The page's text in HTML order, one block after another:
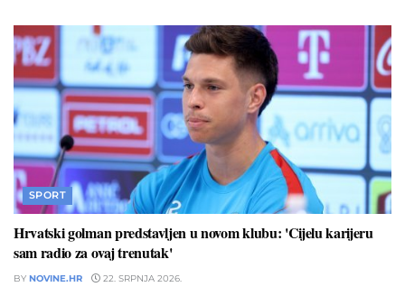
SPORT
Hrvatski golman predstavljen u novom klubu: 'Cijelu karijeru
sam radio za ovaj trenutak'
BY NOVINE.HR 22. SRPNJA 2026.